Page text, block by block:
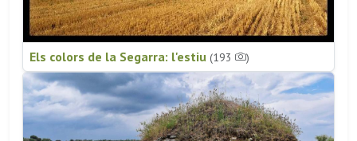
Els colors de la Segarra: l'estiu (193 )